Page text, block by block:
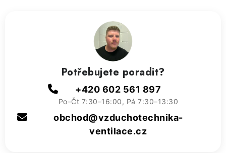
Kontakty
Potřebujete poradit?
+420 602 561 897
Po–Čt 7:30–16:00, Pá 7:30–13:30
obchod@vzduchotechnika-
ventilace.cz